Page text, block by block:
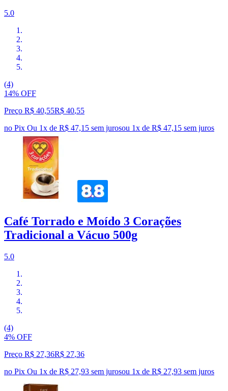
5.0
(4)
14% OFF
Preço R$ 40,55R$ 40,55
no Pix Ou 1x de R$ 47,15 sem jurosou 1x de R$ 47,15 sem juros
Café Torrado e Moído 3 Corações
Tradicional a Vácuo 500g
5.0
(4)
4% OFF
Preço R$ 27,36R$ 27,36
no Pix Ou 1x de R$ 27,93 sem jurosou 1x de R$ 27,93 sem juros